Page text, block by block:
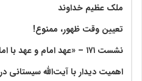
ملک عظیم خداوند
تعیین وقت ظهور، ممنوع!
نشست ۱۷۱ – «عهد امام و عهد با امام عصر(عج)»
اهمیت دیدار با آیت‌الله سیستانی